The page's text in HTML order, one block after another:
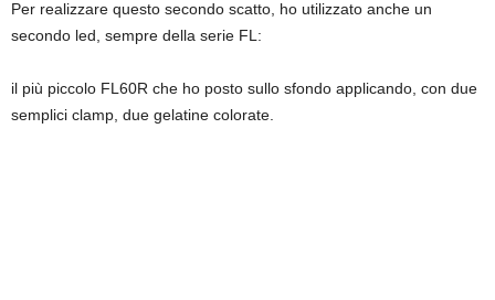
Per realizzare questo secondo scatto, ho utilizzato anche un
secondo led, sempre della serie FL:
il più piccolo FL60R che ho posto sullo sfondo applicando, con due
semplici clamp, due gelatine colorate.